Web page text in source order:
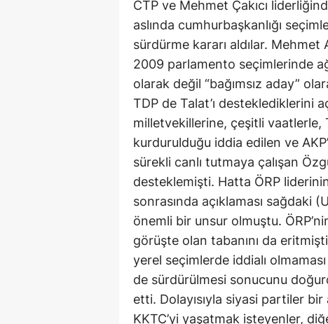
CTP ve Mehmet Çakıcı
aslında cumhurbaşkanlığı
sürdürme kararı aldılar. Mehmet
2009 parlamento seçimlerinde
olarak değil “bağımsız aday”
TDP de Talat’ı desteklediklerini
milletvekillerine, çeşitli vaatlerle,
kurdurulduğu iddia edilen ve
sürekli canlı tutmaya çalışan
desteklemişti. Hatta ÖRP
sonrasında açıklaması sağdaki
önemli bir unsur olmuştu.
görüşte olan tabanını da
yerel seçimlerde iddialı
de sürdürülmesi sonucunu
etti. Dolayısıyla siyasi partiler
KKTC’yi yaşatmak isteyenler,